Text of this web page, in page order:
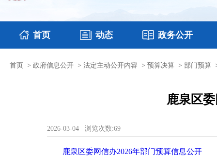
首页 动态
国务要闻 鹿泉要闻 图片新闻
政务公开
本区文件 财政预决算
首页 > 政府信息公开 > 法定主动公开内容 > 预算决算 > 部门预算
鹿泉区
2026-03-04 浏览次数:69
鹿泉区委网信办2026年部门预算信息公开